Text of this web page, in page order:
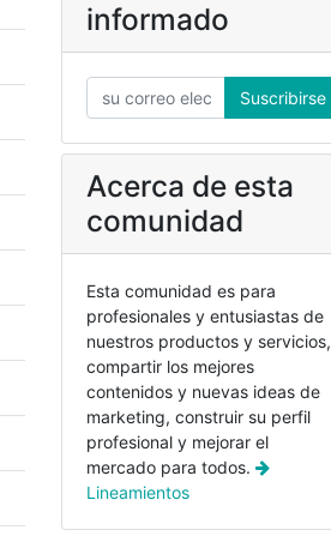
informado
Suscribirse
Acerca de esta
comunidad
Esta comunidad es para
profesionales y entusiastas de
nuestros productos y servicios,
compartir los mejores
contenidos y nuevas ideas de
marketing, construir su perfil
profesional y mejorar el
mercado para todos.
Lineamientos